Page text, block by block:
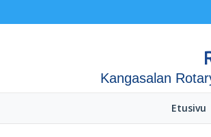
Kangasalan
Etusivu